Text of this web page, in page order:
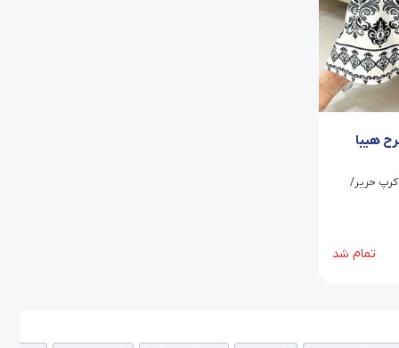
هیبا
حریر/
تمام شد